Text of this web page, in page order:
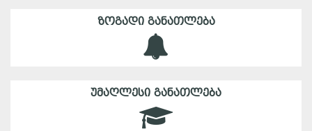
ᲖᲝᲒᲐᲓᲘ ᲒᲐᲜᲐᲗᲚᲔᲑᲐ
ᲣᲛᲐᲦᲚᲔᲡᲘ ᲒᲐᲜᲐᲗᲚᲔᲑᲐ